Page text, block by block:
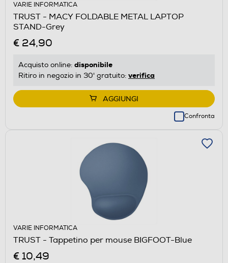
VARIE INFORMATICA
TRUST - MACY FOLDABLE METAL LAPTOP
STAND-Grey
€ 24,90
Acquisto online: disponibile
Ritiro in negozio in 30' gratuito: verifica
AGGIUNGI
Confronta
VARIE INFORMATICA
TRUST - Tappetino per mouse BIGFOOT-Blue
€ 10,49